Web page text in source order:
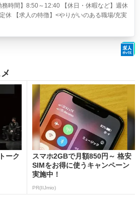
時間】8:50～12:40 【休日・休暇など】週休
休 【求人の特徴】<やりがいのある職場/充実
ーク
スマホ2GBで月額850円～ 格安
SIMをお得に使うキャンペーン
実施中！
PR(IIJmio)